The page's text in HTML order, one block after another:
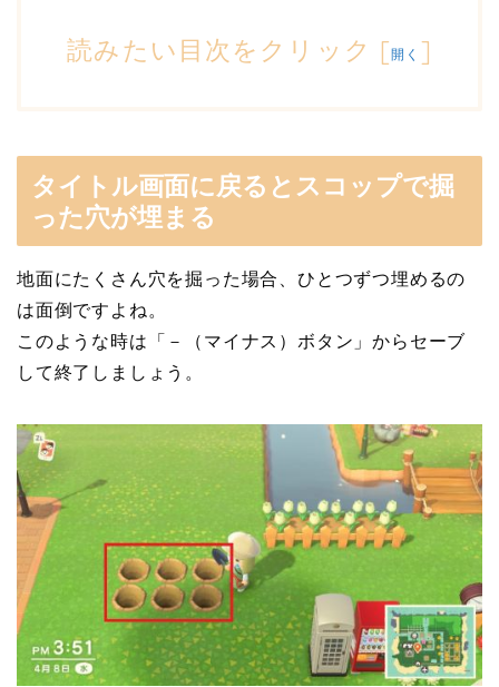
読みたい目次をクリック [開く ]
タイトル画面に戻るとスコップで掘
った穴が埋まる
地面にたくさん穴を掘った場合、ひとつずつ埋めるの
は面倒ですよね。
このような時は「－（マイナス）ボタン」からセーブ
して終了しましょう。